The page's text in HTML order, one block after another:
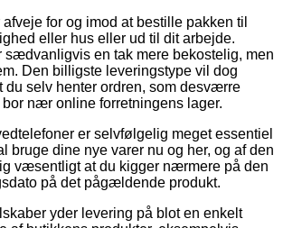
for og imod at bestille pakken til
eller hus eller ud til dit arbejde.
sædvanligvis en tak mere bekostelig, men
Den billigste leveringstype vil dog
du selv henter ordren, som desværre
nær online forretningens lager.
er selvfølgelig meget essentiel
bruge dine nye varer nu og her, og af den
væsentligt at du kigger nærmere på den
på det pågældende produkt.
yder levering på blot en enkelt